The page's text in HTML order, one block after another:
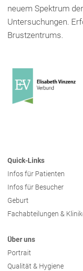
Ärzte & Einweiser
Freunde & Unterstützer
neuem Spektrum
Untersuchungen.
Brustzentrums.
Quick-Links
Infos für Patienten
Infos für Besucher
Geburt
Fachabteilungen &
Über uns
Portrait
Qualität & Hygiene